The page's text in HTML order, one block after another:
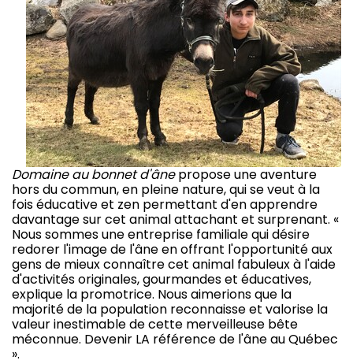
Domaine au bonnet d'ânepropose une aventure
hors du commun, en pleine nature, qui se veut à la
fois éducative et zen permettant d'en apprendre
davantage sur cet animal attachant et surprenant. «
Nous sommes une entreprise familiale qui désire
redorer l'image de l'âne en offrant l'opportunité aux
gens de mieux connaître cet animal fabuleux à l'aide
d'activités originales, gourmandes et éducatives,
explique la promotrice. Nous aimerions que la
majorité de la population reconnaisse et valorise la
valeur inestimable de cette merveilleuse bête
méconnue. Devenir LA référence de l'âne au Québec
».